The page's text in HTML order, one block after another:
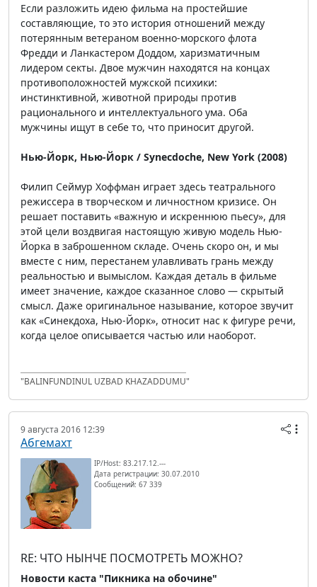
Если разложить идею фильма на простейшие
составляющие, то это история отношений между
потерянным ветераном военно-морского флота
Фредди и Ланкастером Доддом, харизматичным
лидером секты. Двое мужчин находятся на концах
противоположностей мужской психики:
инстинктивной, животной природы против
рационального и интеллектуального ума. Оба
мужчины ищут в себе то, что приносит другой.
Нью-Йорк, Нью-Йорк / Synecdoche, New York (2008)
Филип Сеймур Хоффман играет здесь театрального
режиссера в творческом и личностном кризисе. Он
решает поставить «важную и искреннюю пьесу», для
этой цели воздвигая настоящую живую модель Нью-
Йорка в заброшенном складе. Очень скоро он, и мы
вместе с ним, перестанем улавливать грань между
реальностью и вымыслом. Каждая деталь в фильме
имеет значение, каждое сказанное слово — скрытый
смысл. Даже оригинальное называние, которое звучит
как «Синекдоха, Нью-Йорк», относит нас к фигуре речи,
когда целое описывается частью или наоборот.
"BALINFUNDINUL UZBAD KHAZADDUMU"
9 августа 2016 12:39
Абгемахт
IP/Host: 83.217.12.---
Дата регистрации: 30.07.2010
Сообщений: 67 339
RE: ЧТО НЫНЧЕ ПОСМОТРЕТЬ МОЖНО?
Новости каста "Пикника на обочине"